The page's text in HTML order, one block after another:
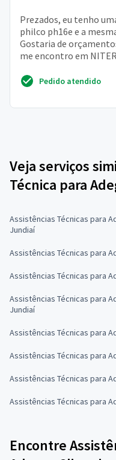
Prezados, eu tenho
philco ph16e e a
Gostaria de
me encontro em
Pedido atendido
Veja serviços
Técnica para
Assistências Técnicas para
Jundiaí
Assistências Técnicas para
Assistências Técnicas para
Assistências Técnicas para
Jundiaí
Assistências Técnicas para
Assistências Técnicas para
Assistências Técnicas para
Assistências Técnicas para
Encontre